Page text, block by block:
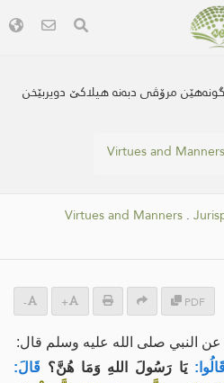
مرۆڤی دبه‌نه‌ هیلاكێ دویربێخن
Virtues and Manners
Virtues and Manners .
PDF
+
-
النبي صلى الله عليه وسلم قال:
يَا رَسُولَ اللهِ وَمَا هُنَّ؟ قَالَ: